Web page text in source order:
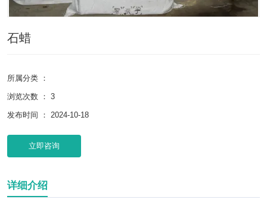
石蜡
所属分类 ：
浏览次数 ： 3
发布时间 ： 2024-10-18
立即咨询
详细介绍